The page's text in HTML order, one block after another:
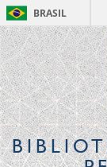
BRASIL